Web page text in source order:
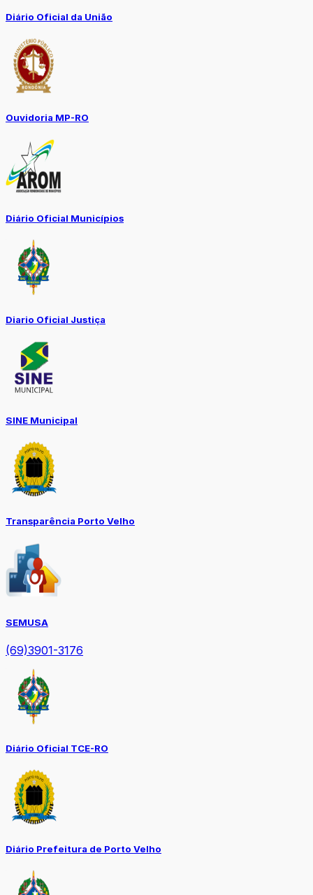
Diário Oficial da União
Ouvidoria MP-RO
Diário Oficial Municípios
Diario Oficial Justiça
SINE Municipal
Transparência Porto Velho
SEMUSA
(69)3901-3176
Diário Oficial TCE-RO
Diário Prefeitura de Porto Velho